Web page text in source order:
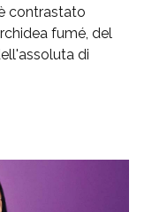
contrastato
fumé, del
di